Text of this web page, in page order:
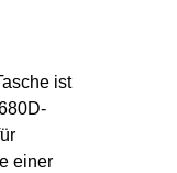
ist
einer